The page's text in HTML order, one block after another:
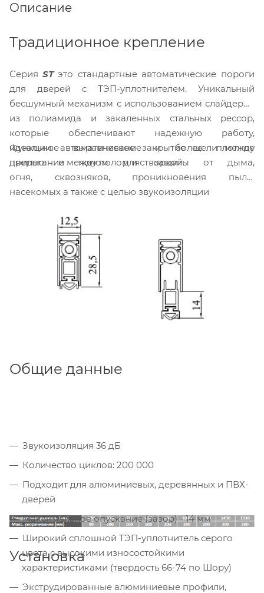
Описание
Традиционное крепление
Серия ST это стандартные автоматические пороги
для дверей с ТЭП-уплотнителем. Уникальный
бесшумный механизм с использованием слайдеров
из полиамида и закаленных стальных рессор,
которые обеспечивают надежную работу,
идеальное выравнивание и более плотное
прилегание между полом и створкой.
Функции: автоматическое закрытие щели между
дверью и полом для защиты от дыма,
огня, сквозняков, проникновения пыли,
насекомых а также с целью звукоизоляции
Общие данные
Звукоизоляция 36 дБ
Количество циклов: 200 000
Подходит для алюминиевых, деревянных и ПВХ-
дверей
Максимальное опускание (зазор) - 14 мм
Широкий сплошной ТЭП-уплотнитель серого
цвета с высокими износостойкими
характеристиками (твердость 66-74 по Шору)
Экструдированные алюминиевые профили,
Установка